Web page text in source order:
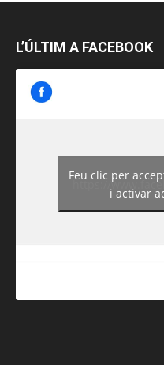
L’ÚLTIM A FACEBOOK
https://
Feu clic per
i activar